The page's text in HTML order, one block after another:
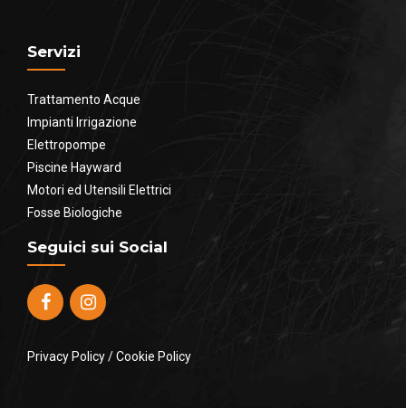
Servizi
Trattamento Acque
Impianti Irrigazione
Elettropompe
Piscine Hayward
Motori ed Utensili Elettrici
Fosse Biologiche
Seguici sui Social
Privacy Policy/Cookie Policy